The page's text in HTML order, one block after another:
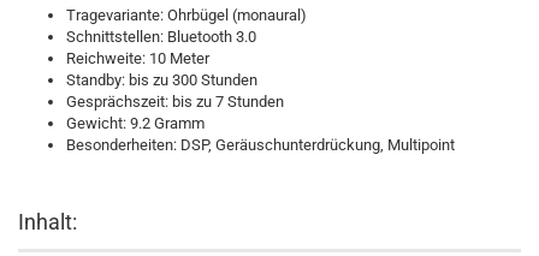
Tragevariante: Ohrbügel (monaural)
Schnittstellen: Bluetooth 3.0
Reichweite: 10 Meter
Standby: bis zu 300 Stunden
Gesprächszeit: bis zu 7 Stunden
Gewicht: 9.2 Gramm
Besonderheiten: DSP, Geräuschunterdrückung, Multipoint
Inhalt: